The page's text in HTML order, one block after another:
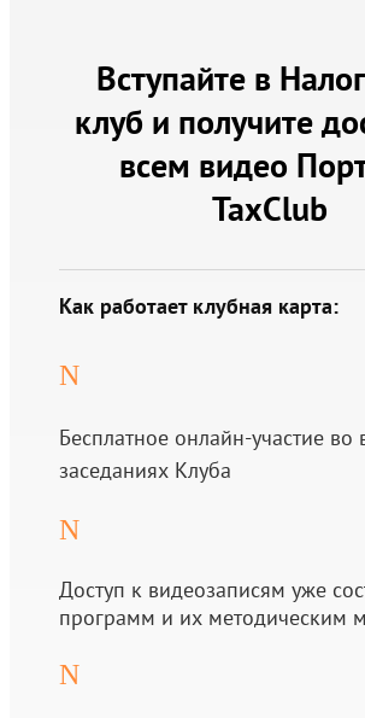
Вступайте в
клуб и получите
всем видео
TaxClub
Как работает клубная карта:
N
Бесплатное онлайн-участие во
заседаниях Клуба
N
Доступ к видеозаписям уже
программ и их методическим
N